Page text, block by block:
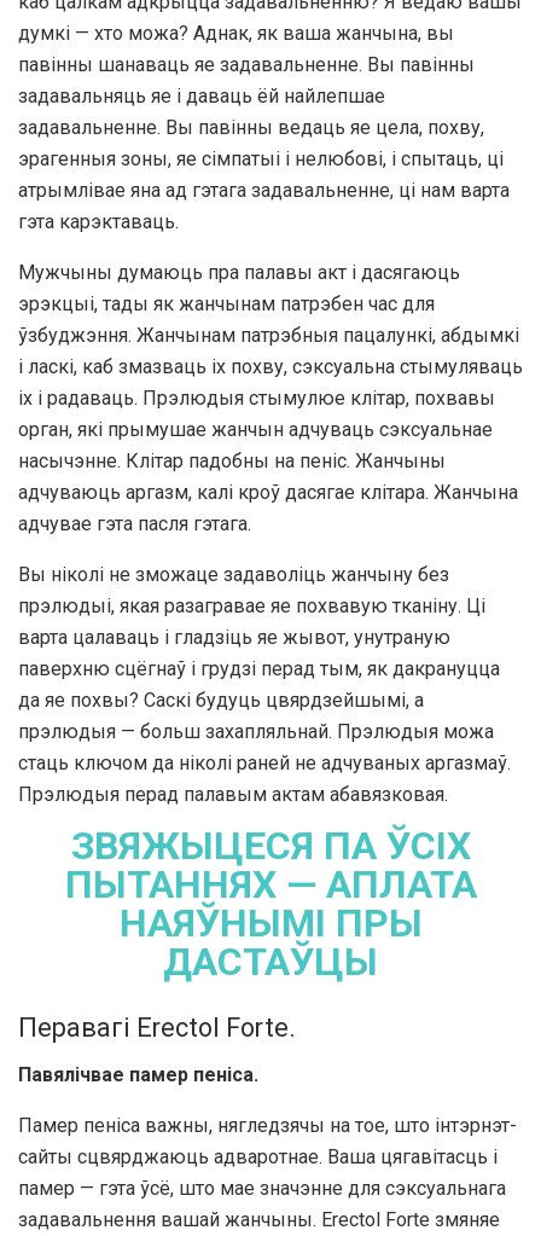
думкі — хто можа? Аднак, як ваша жанчына, вы
павінны шанаваць яе задавальненне. Вы павінны
задавальняць яе і даваць ёй найлепшае
задавальненне. Вы павінны ведаць яе цела, похву,
эрагенныя зоны, яе сімпатыі і нелюбові, і спытаць, ці
атрымлівае яна ад гэтага задавальненне, ці нам варта
гэта карэктаваць.
Мужчыны думаюць пра палавы акт і дасягаюць
эрэкцыі, тады як жанчынам патрэбен час для
ўзбуджэння. Жанчынам патрэбныя пацалункі, абдымкі
і ласкі, каб змазваць іх похву, сэксуальна стымуляваць
іх і радаваць. Прэлюдыя стымулюе клітар, похвавы
орган, які прымушае жанчын адчуваць сэксуальнае
насычэнне. Клітар падобны на пеніс. Жанчыны
адчуваюць аргазм, калі кроў дасягае клітара. Жанчына
адчувае гэта пасля гэтага.
Вы ніколі не зможаце задаволіць жанчыну без
прэлюдыі, якая разагравае яе похвавую тканіну. Ці
варта цалаваць і гладзіць яе жывот, унутраную
паверхню сцёгнаў і грудзі перад тым, як дакрануцца
да яе похвы? Саскі будуць цвярдзейшымі, а
прэлюдыя — больш захапляльнай. Прэлюдыя можа
стаць ключом да ніколі раней не адчуваных аргазмаў.
Прэлюдыя перад палавым актам абавязковая.
ЗВЯЖЫЦЕСЯ ПА ЎСІХ
ПЫТАННЯХ — АПЛАТА
НАЯЎНЫМІ ПРЫ
ДАСТАЎЦЫ
Перавагі Erectol Forte.
Павялічвае памер пеніса.
Памер пеніса важны, нягледзячы на ​​тое, што інтэрнэт-
сайты сцвярджаюць адваротнае. Ваша цягавітасць і
памер — гэта ўсё, што мае значэнне для сэксуальнага
задавальнення вашай жанчыны. Erectol Forte змяняе